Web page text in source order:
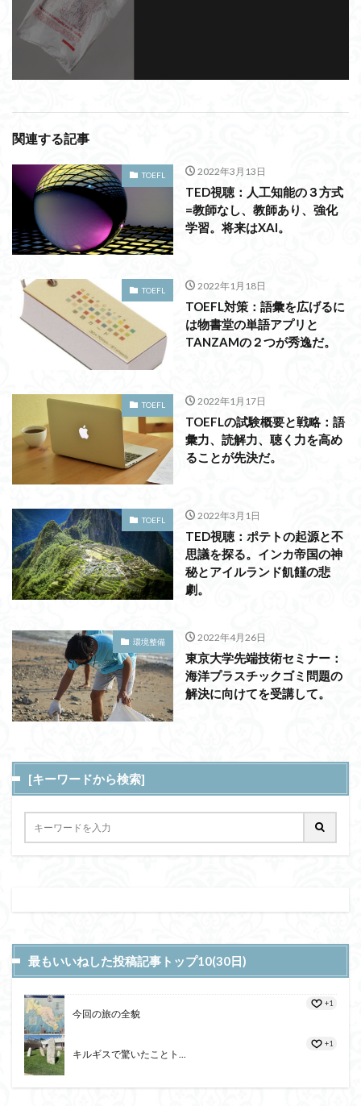
関連する記事
TOEFL 2022年3月13日
TED視聴：人工知能の３方式
=教師なし、教師あり、強化
学習。将来はXAI。
TOEFL 2022年1月18日
TOEFL対策：語彙を広げるに
は物書堂の単語アプリと
TANZAMの２つが秀逸だ。
TOEFL 2022年1月17日
TOEFLの試験概要と戦略：語
彙力、読解力、聴く力を高め
ることが先決だ。
TOEFL 2022年3月1日
TED視聴：ポテトの起源と不
思議を探る。インカ帝国の神
秘とアイルランド飢饉の悲
劇。
環境整備 2022年4月26日
東京大学先端技術セミナー：
海洋プラスチックゴミ問題の
解決に向けてを受講して。
[キーワードから検索]
最もいいねした投稿記事トップ10(30日)
今回の旅の全貌
+1
キルギスで驚いたことト...
+1